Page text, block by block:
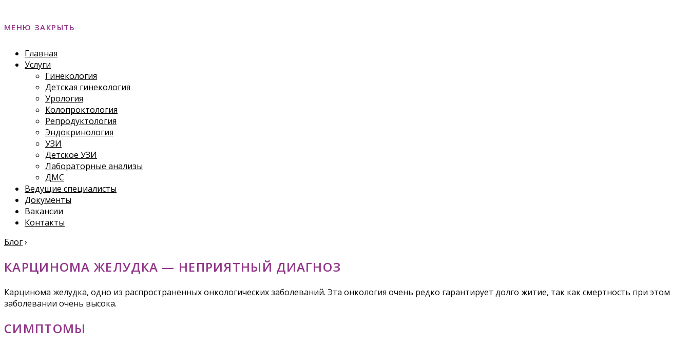
МЕНЮ ЗАКРЫТЬ
Главная
Услуги
Гинекология
Детская гинекология
Урология
Колопроктология
Репродуктология
Эндокринология
УЗИ
Детское УЗИ
Лабораторные анализы
ДМС
Ведущие специалисты
Документы
Вакансии
Контакты
Блог›
КАРЦИНОМА ЖЕЛУДКА — НЕПРИЯТНЫЙ ДИАГНОЗ
Карцинома желудка, одно из распространенных онкологических заболеваний. Эта онкология очень редко гарантирует долго житие, так как смертность при этом
заболевании очень высока.
СИМПТОМЫ